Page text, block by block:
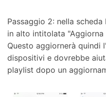
Passaggio 2: nella
in alto intitolata "Aggiorna
Questo aggiornerà quindi
dispositivi e dovrebbe
playlist dopo un